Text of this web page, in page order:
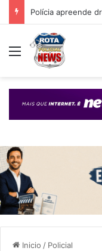
Menu
Inicio / Policial